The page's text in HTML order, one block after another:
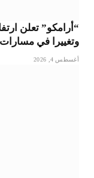
وتغييرا في
أغسطس 4, 2026